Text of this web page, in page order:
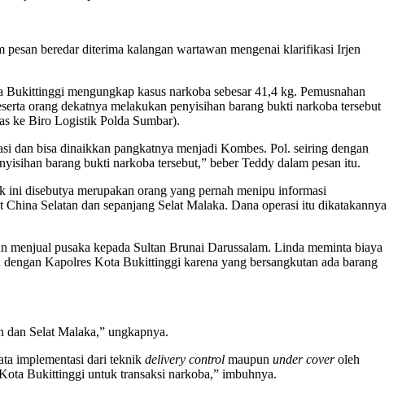
beredar diterima kalangan wartawan mengenai klarifikasi Irjen
mengungkap kasus narkoba sebesar 41,4 kg. Pemusnahan
orang dekatnya melakukan penyisihan barang bukti narkoba tersebut
ke Biro Logistik Polda Sumbar).
dan bisa dinaikkan pangkatnya menjadi Kombes. Pol. seiring dengan
barang bukti narkoba tersebut,” beber Teddy dalam pesan itu.
disebutya merupakan orang yang pernah menipu informasi
Selatan dan sepanjang Selat Malaka. Dana operasi itu dikatakannya
pusaka kepada Sultan Brunai Darussalam. Linda meminta biaya
Kapolres Kota Bukittinggi karena yang bersangkutan ada barang
dan Selat Malaka,” ungkapnya.
implementasi dari teknik delivery control maupun under coveroleh
Bukittinggi untuk transaksi narkoba,” imbuhnya.